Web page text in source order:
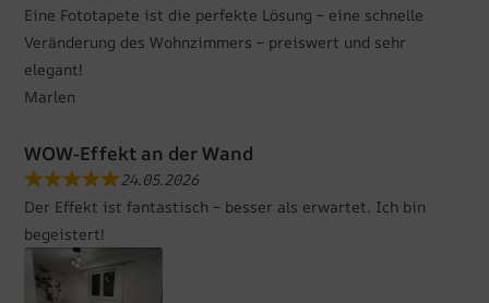
Eine Fototapete ist die perfekte Lösung – eine schnelle
Veränderung des Wohnzimmers – preiswert und sehr
elegant!
Marlen
WOW-Effekt an der Wand
24.05.2026
Der Effekt ist fantastisch – besser als erwartet. Ich bin
begeistert!